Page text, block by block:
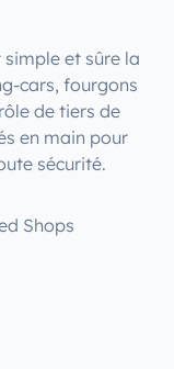
et sûre la
cars, fourgons
de tiers de
en main pour
sécurité.
Shops